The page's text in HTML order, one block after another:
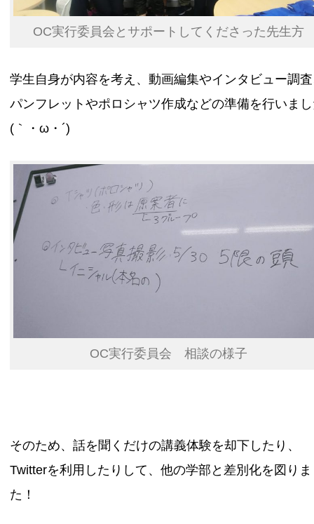
OC実行委員会とサポートしてくださった先生方
学生自身が内容を考え、動画編集やインタビュー調
パンフレットやポロシャツ作成などの準備を行いま
(｀・ω・´)
OC実行委員会 相談の様子
そのため、話を聞くだけの講義体験を却下したり、
Twitterを利用したりして、他の学部と差別化を図り
た！